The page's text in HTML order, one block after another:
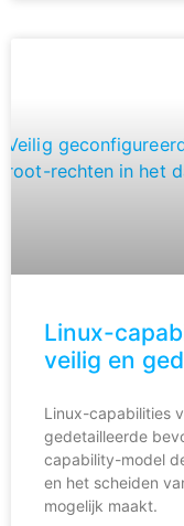
Linux-
veilig en
Linux-capabilities
gedetailleerde
capability-model
en het scheiden
mogelijk maakt.